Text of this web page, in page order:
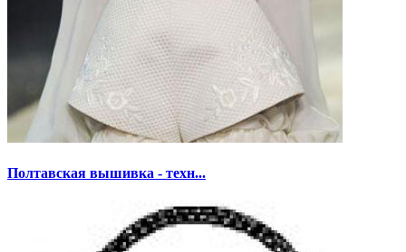
Полтавская вышивка - техн...